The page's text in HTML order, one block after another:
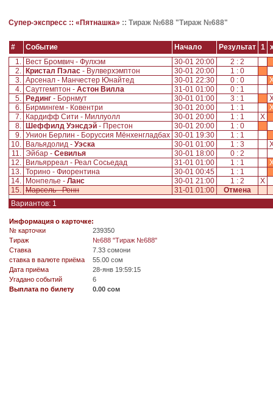
Супер-экспресс :: «Пятнашка» :: Тираж №688 "Тираж №688"
# Событие Начало Результат 1
1.
Вест Бромвич - Фулхэм 30-01 20:00
2 : 2
2.
Кристал Пэлас - Вулверхэмптон 30-01 20:00
1 : 0
3. Арсенал - Манчестер Юнайтед 30-01 22:30 0 : 0
4. Саутгемптон - Астон Вилла 31-01 01:00
0 : 1
5.
Рединг - Борнмут 30-01 01:00 3 : 1
6.
Бирмингем - Ковентри 30-01 20:00 1 : 1
7.
Кардифф Сити - Миллуолл 30-01 20:00 1 : 1
X
8.
Шеффилд Уэнcдэй - Престон 30-01 20:00
1 : 0
9. Унион Берлин - Боруссия Мёнхенгладбах 30-01 19:30
1 : 1
10.
Вальядолид - Уэска 30-01 01:00 1 : 3
11. Эйбар - Севилья 30-01 18:00
0 : 2
12.
Вильярреал - Реал Сосьедад 31-01 01:00 1 : 1
13. Торино - Фиорентина 30-01 00:45
1 : 1
14.
Монпелье - Ланс 30-01 21:00 1 : 2
X
15. Марсель - Ренн 31-01 01:00
Отмена
Вариантов: 1
Информация о карточке:
№ карточки
239350
Tираж
№688 "Тираж №688"
Ставка
7.33 сомони
ставка в валюте приёма
55.00 сом
Дата приёма
28-янв 19:59:15
Угадано событий
6
Выплата по билету
0.00 сом